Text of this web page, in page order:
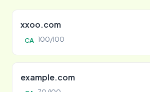
xxoo.com
CA 100/100
example.com